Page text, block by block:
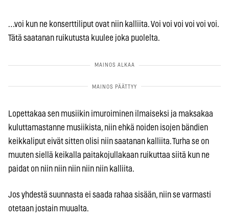
…voi kun ne konserttiliput ovat niin kalliita. Voi voi voi voi voi voi.
Tätä saatanan ruikutusta kuulee joka puolelta.
Lopettakaa sen musiikin imuroiminen ilmaiseksi ja maksakaa
kuluttamastanne musiikista, niin ehkä noiden isojen bändien
keikkaliput eivät sitten olisi niin saatanan kalliita. Turha se on
muuten siellä keikalla paitakojullakaan ruikuttaa siitä kun ne
paidat on niin niin niin niin niin kalliita.
Jos yhdestä suunnasta ei saada rahaa sisään, niin se varmasti
otetaan jostain muualta.